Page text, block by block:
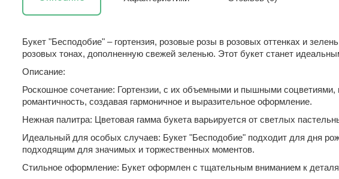
Букет "Бесподобие" – гортензия, розовые розы в розовых оттенках и
розовых тонах, дополненную свежей зеленью. Этот букет станет
Описание:
Роскошное сочетание: Гортензии, с их объемными и пышными
романтичность, создавая гармоничное и выразительное оформление.
Нежная палитра: Цветовая гамма букета варьируется от светлых
Идеальный для особых случаев: Букет "Бесподобие" подходит для дня
подходящим для значимых и торжественных моментов.
Стильное оформление: Букет оформлен с тщательным вниманием к